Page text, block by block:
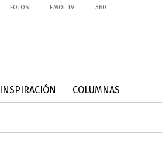
FOTOS EMOL TV 360
INSPIRACIÓN COLUMNAS